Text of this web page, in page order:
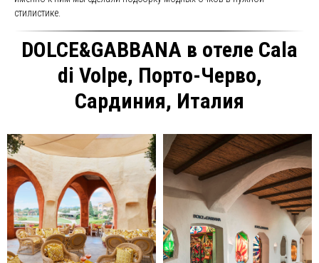
стилистике.
DOLCE&GABBANA в отеле Cala
di Volpe, Порто-Черво,
Сардиния, Италия